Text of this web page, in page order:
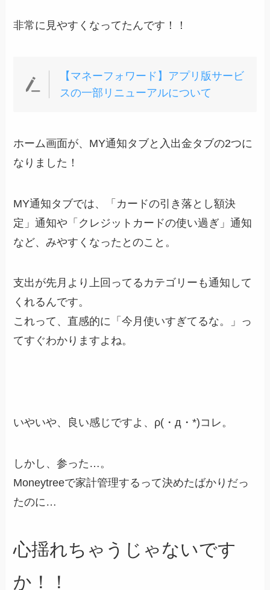
非常に見やすくなってたんです！！
【マネーフォワード】アプリ版サービ
スの一部リニューアルについて
ホーム画面が、MY通知タブと入出金タブの2つに
なりました！
MY通知タブでは、「カードの引き落とし額決
定」通知や「クレジットカードの使い過ぎ」通知
など、みやすくなったとのこと。
支出が先月より上回ってるカテゴリーも通知して
くれるんです。
これって、直感的に「今月使いすぎてるな。」っ
てすぐわかりますよね。
いやいや、良い感じですよ、ρ(・д・*)コレ。
しかし、参った…。
Moneytreeで家計管理するって決めたばかりだっ
たのに…
心揺れちゃうじゃないです
か！！